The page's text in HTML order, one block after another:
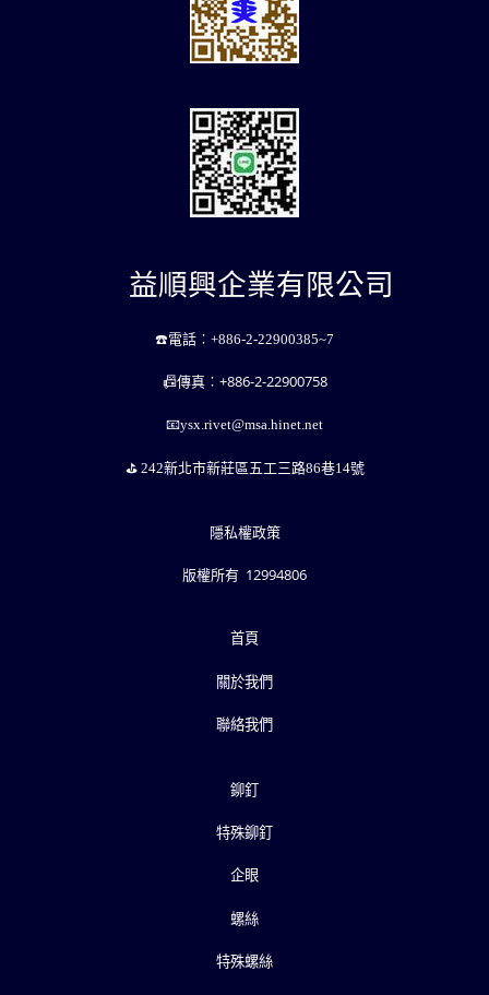
益順興企業有限公司
☎️電話︰ +886-2-22900385~7
📠傳真︰ +886-2-22900758
📧ysx.rivet@msa.hinet.net
⛳️ ️242新北市新莊區五工三路86巷14號
隱私權政策
版權所有 12994806
首頁
關於我們
聯絡我們
鉚釘
特殊鉚釘
企眼
螺絲
特殊螺絲